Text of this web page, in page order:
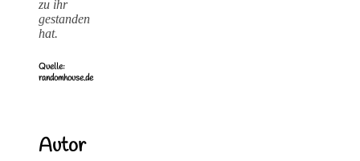
zu ihr
gestanden
hat.
Quelle:
randomhouse.de
Autor